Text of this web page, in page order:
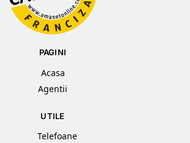
PAGINI
Acasa
Agentii
UTILE
Telefoane